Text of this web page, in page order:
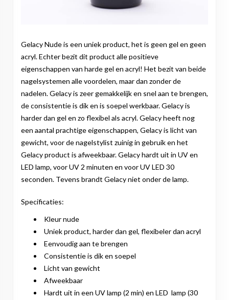
Gelacy Nude is een uniek product, het is geen gel en geen
acryl. Echter bezit dit product alle positieve
eigenschappen van harde gel en acryl! Het bezit van beide
nagelsystemen alle voordelen, maar dan zonder de
nadelen. Gelacy is zeer gemakkelijk en snel aan te brengen,
de consistentie is dik en is soepel werkbaar. Gelacy is
harder dan gel en zo flexibel als acryl. Gelacy heeft nog
een aantal prachtige eigenschappen, Gelacy is licht van
gewicht, voor de nagelstylist zuinig in gebruik en het
Gelacy product is afweekbaar. Gelacy hardt uit in UV en
LED lamp, voor UV 2 minuten en voor UV LED 30
seconden. Tevens brandt Gelacy niet onder de lamp.
Specificaties:
Kleur nude
Uniek product, harder dan gel, flexibeler dan acryl
Eenvoudig aan te brengen
Consistentie is dik en soepel
Licht van gewicht
Afweekbaar
Hardt uit in een UV lamp (2 min) en LED lamp (30